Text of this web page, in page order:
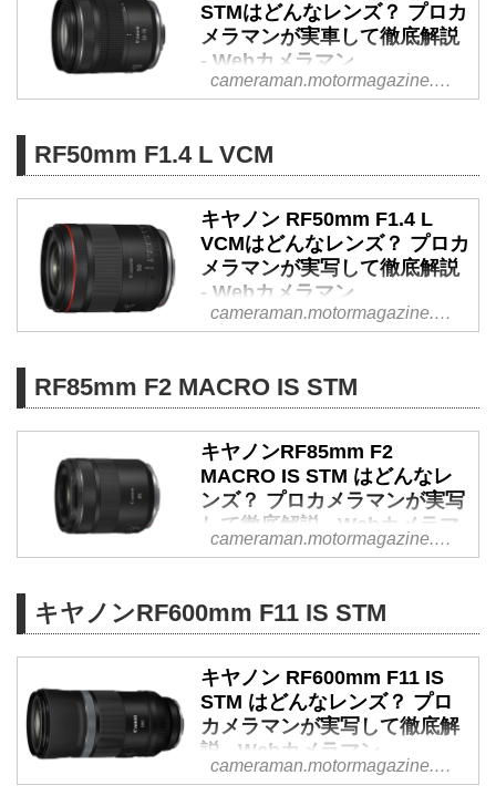
説します。
STMはどんなレンズ？ プロカ
メラマンが実車して徹底解説
- Webカメラマン
キヤノンの標準ズームレンズ
性能は？ プロカメラマン・豊田
慶記氏が実際に撮影したインプレ
ッションを、写真とともに徹底解
説します。
cameraman.motormagazine.co.jp
RF50mm F1.4 L VCM
キヤノン RF50mm F1.4 L
VCMはどんなレンズ？ プロカ
メラマンが実写して徹底解説
- Webカメラマン
キヤノンの標準ズームレンズ
プロカメラマン・野下義光氏が実
際に撮影したインプレッション
を、写真とともに徹底解説しま
す。（Model:沙倉しずか）
cameraman.motormagazine.co.jp
RF85mm F2 MACRO IS STM
キヤノンRF85mm F2
MACRO IS STM はどんなレ
ンズ？ プロカメラマンが実写
して徹底解説 - Webカメラマ
ン
遠単焦点レンズ「RF85mm F2
MACRO IS STM」の性能は？ プ
ロカメラマン・川合麻紀氏が実際
に撮影したインプレッションを、
写真とともに徹底解説します。
cameraman.motormagazine.co.jp
キヤノンRF600mm F11 IS STM
キヤノン RF600mm F11 IS
STM はどんなレンズ？ プロ
カメラマンが実写して徹底解
説 - Webカメラマン
キヤノンの小型軽量の超望遠単焦
cameraman.motormagazine.co.jp